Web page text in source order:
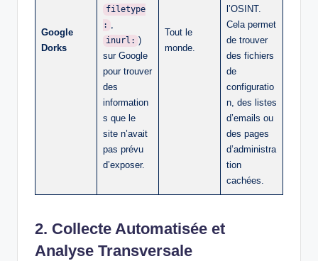
Google
Dorks
filetype
: ,
inurl: )
sur Google
pour trouver
des
information
s que le
site n’avait
pas prévu
d’exposer.
Tout le
monde.
l’OSINT.
Cela permet
de trouver
des fichiers
de
configuratio
n, des listes
d’emails ou
des pages
d’administra
tion
cachées.
2. Collecte Automatisée et
Analyse Transversale